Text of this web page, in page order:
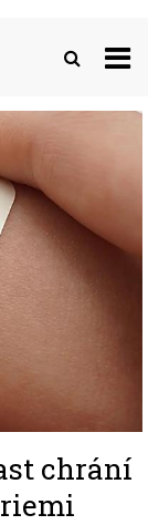
chrání